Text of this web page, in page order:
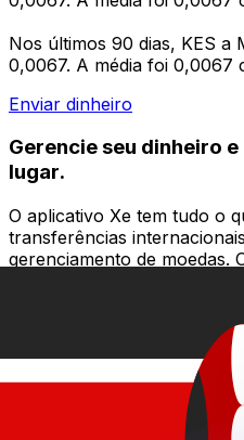
Nos últimos 90 dias, KES
0,0067. A média foi 0,0067
Enviar dinheiro
Gerencie seu dinheiro
lugar.
O aplicativo Xe tem tudo o
transferências
gerenciamento de moedas.